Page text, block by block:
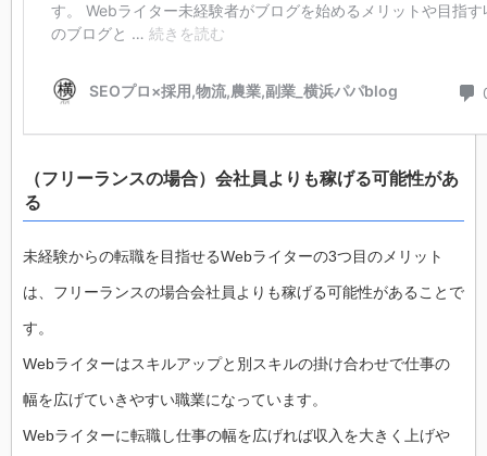
（フリーランスの場合）会社員よりも稼げる可能性があ
る
未経験からの転職を目指せるWebライターの3つ目のメリット
は、フリーランスの場合会社員よりも稼げる可能性があることで
す。
Webライターはスキルアップと別スキルの掛け合わせで仕事の
幅を広げていきやすい職業になっています。
Webライターに転職し仕事の幅を広げれば収入を大きく上げや